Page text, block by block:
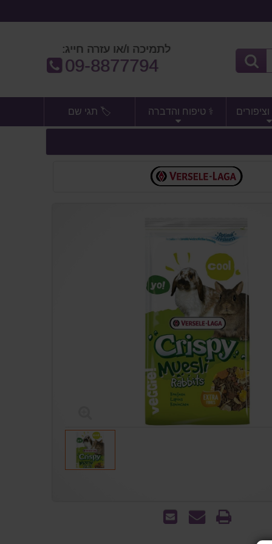
לתמיכה ו/או עזרה חייג:
טלפון:
09-8877794
⚕️ טיפוח והדברה 🏷️ תגי שם
שלח
שאל
הדפס